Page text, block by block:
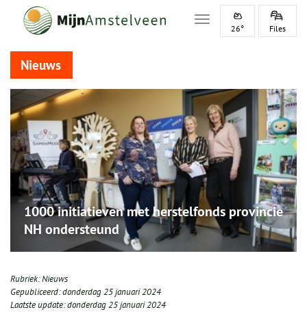
Toggle navigation
26° Files
Nieuws
1000 initiatieven met herstelfonds provincie
NH ondersteund
Rubriek:Nieuws
Gepubliceerd:donderdag 25 januari 2024
Laatste update:donderdag 25 januari 2024